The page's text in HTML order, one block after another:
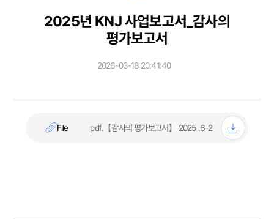
2025년 KNJ 사업보고서_감사의
평가보고서
2026-03-18 20:41:40
File 6-2. 2025 【감사의 평가보고서】.pdf